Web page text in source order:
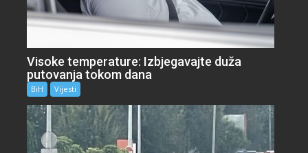
Visoke temperature: Izbjegavajte duža
putovanja tokom dana
BiH Vijesti